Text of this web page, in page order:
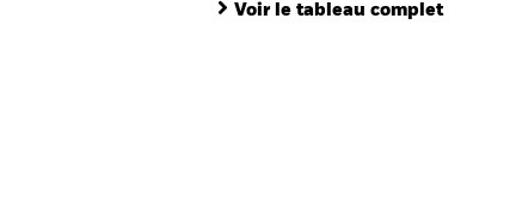
Voir le tableau complet